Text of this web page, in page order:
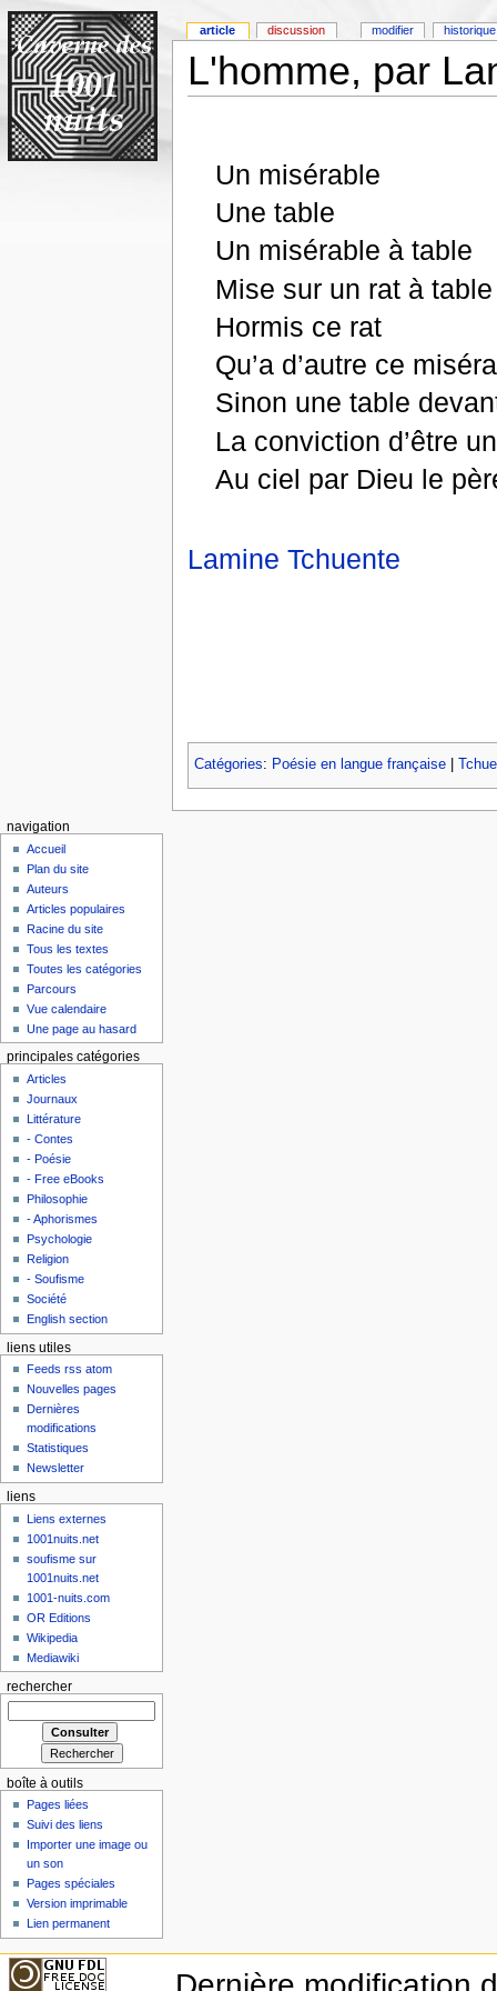
L'homme, par
Un misérable
Une table
Un misérable à table
Mise sur un rat à table
Hormis ce rat
Qu’a d’autre ce
Sinon une table
La conviction d’être
Au ciel par Dieu le
Lamine Tchuente
Catégories: Poésie en langue française|
article discussion modifier historique
navigation
Accueil
Plan du site
Auteurs
Articles populaires
Racine du site
Tous les textes
Toutes les catégories
Parcours
Vue calendaire
Une page au hasard
principales catégories
Articles
Journaux
Littérature
- Contes
- Poésie
- Free eBooks
Philosophie
- Aphorismes
Psychologie
Religion
- Soufisme
Société
English section
liens utiles
Feeds rss atom
Nouvelles pages
Dernières
modifications
Statistiques
Newsletter
liens
Liens externes
1001nuits.net
soufisme sur
1001nuits.net
1001-nuits.com
OR Editions
Wikipedia
Mediawiki
rechercher
boîte à outils
Pages liées
Suivi des liens
Importer une image ou
un son
Pages spéciales
Version imprimable
Lien permanent